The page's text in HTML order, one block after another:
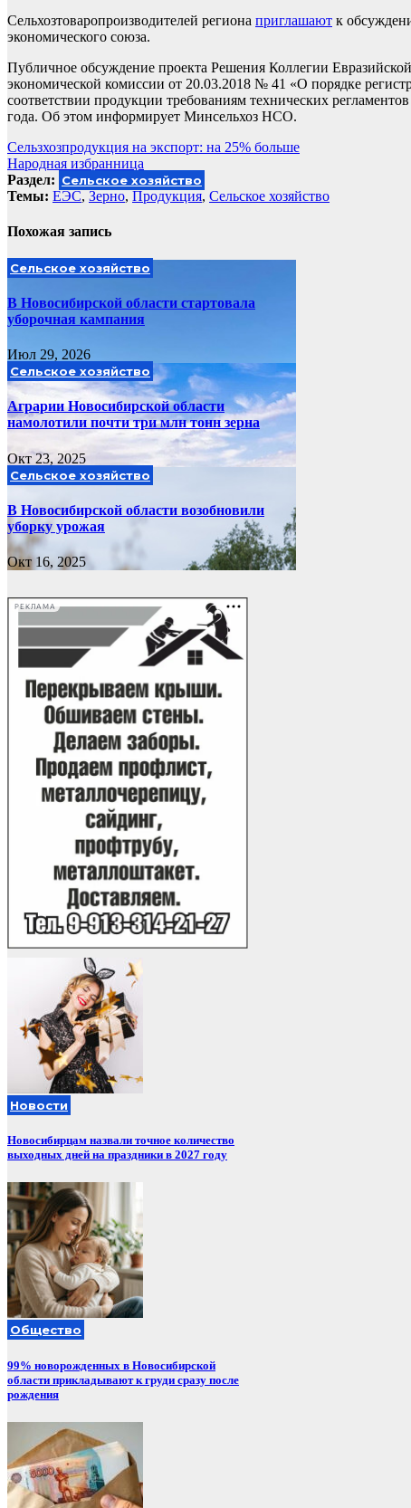
Сельхозтоваропроизводителей региона приглашают к
экономического союза.
Публичное обсуждение проекта Решения Коллегии
экономической комиссии от 20.03.2018 № 41 «О порядке
соответствии продукции требованиям технических
года. Об этом информирует Минсельхоз НСО.
Навигация
по
записям
Сельзхозпродукция на экспорт: на 25% больше
Народная избранница
Раздел: Сельское хозяйство
Темы: ЕЭС, Зерно, Продукция, Сельское хозяйство
Похожая запись
Сельское хозяйство
В Новосибирской области стартовала
уборочная кампания
Июл 29, 2026
Сельское хозяйство
Аграрии Новосибирской области
намолотили почти три млн тонн зерна
Окт 23, 2025
Сельское хозяйство
В Новосибирской области возобновили
уборку урожая
Окт 16, 2025
РЕКЛАМА
Новости
Новосибирцам назвали точное количество
выходных дней на праздники в 2027 году
Общество
99% новорожденных в Новосибирской
области прикладывают к груди сразу после
рождения